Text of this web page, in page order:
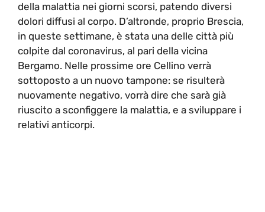
della malattia nei giorni scorsi, patendo diversi
dolori diffusi al corpo. D’altronde, proprio Brescia,
in queste settimane, è stata una delle città più
colpite dal coronavirus, al pari della vicina
Bergamo. Nelle prossime ore Cellino verrà
sottoposto a un nuovo tampone: se risulterà
nuovamente negativo, vorrà dire che sarà già
riuscito a sconfiggere la malattia, e a sviluppare i
relativi anticorpi.